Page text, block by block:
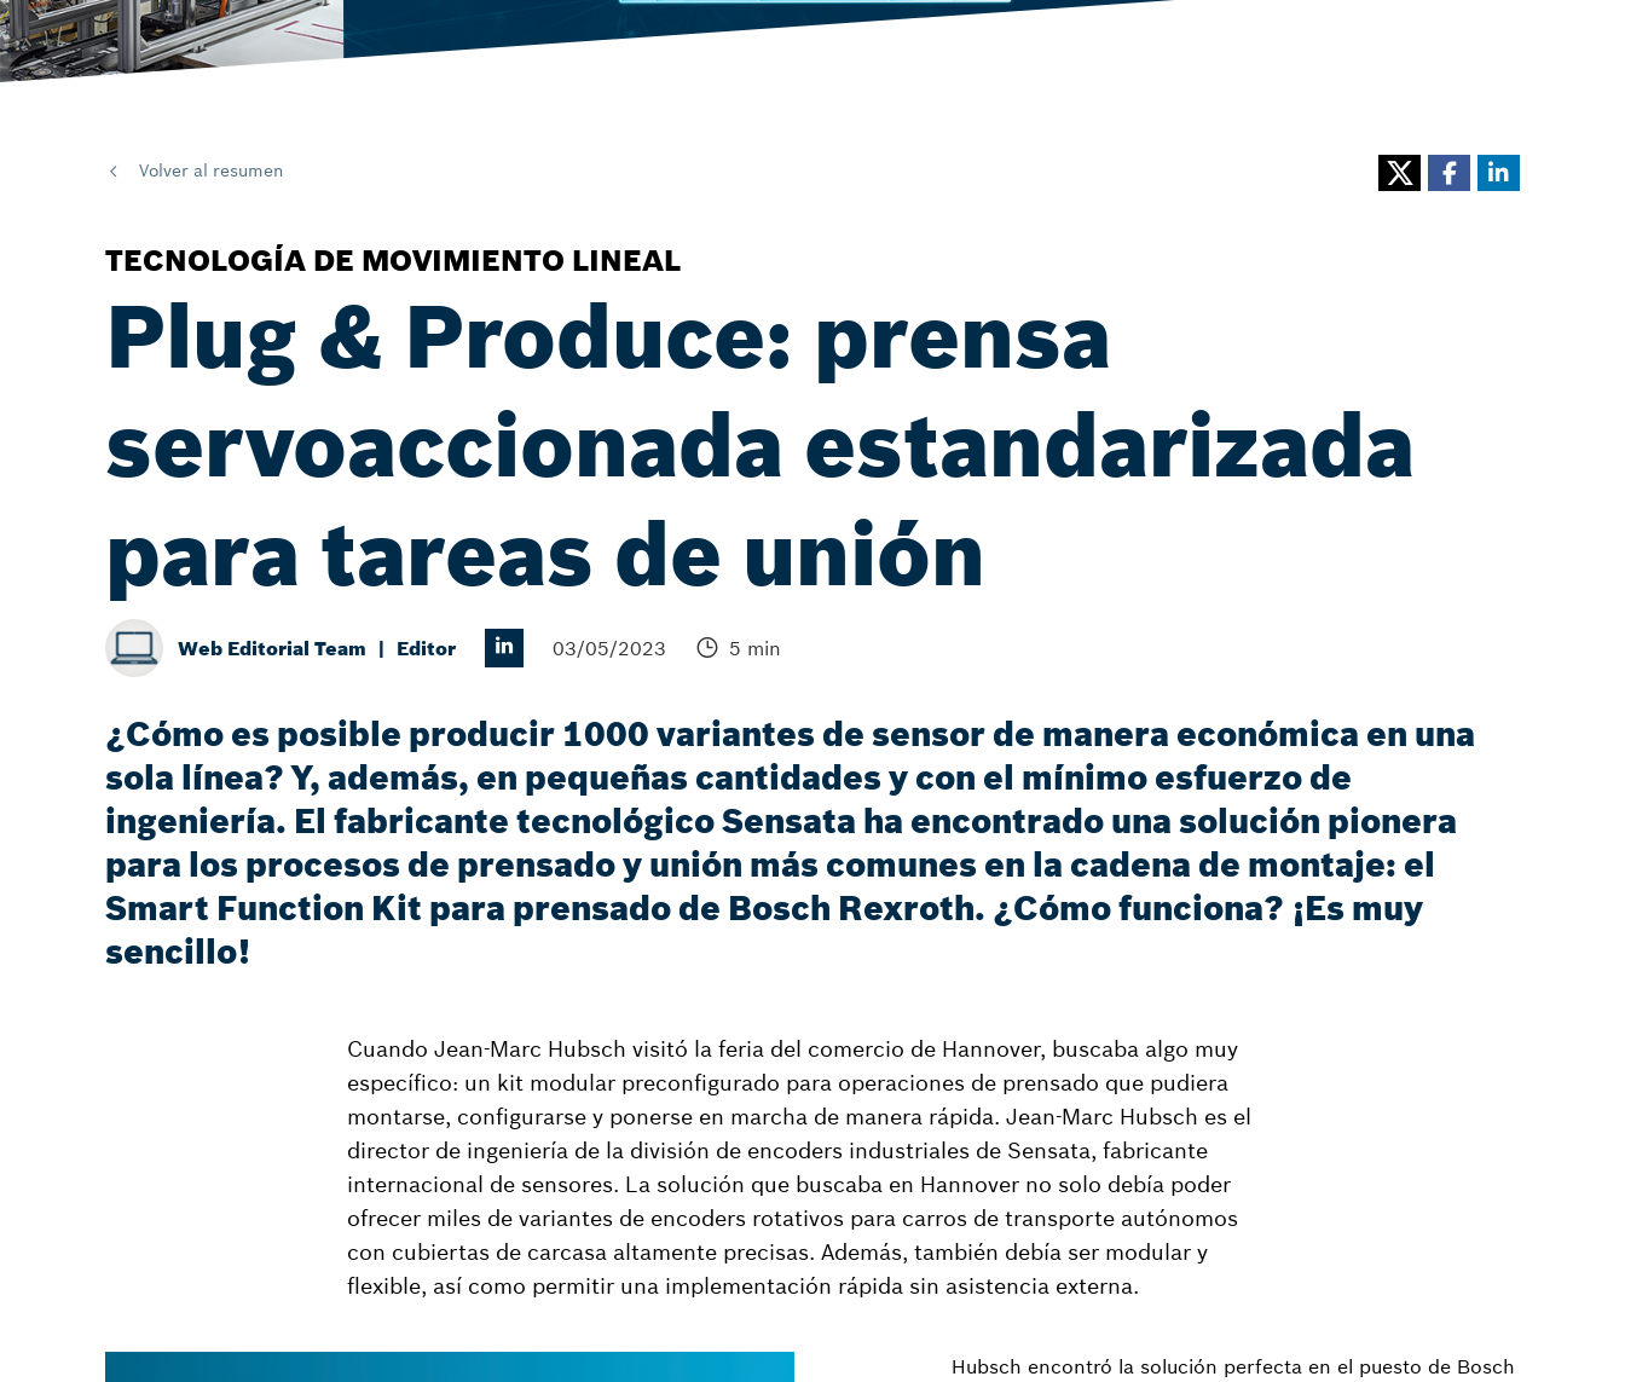
Volver al resumen
TECNOLOGÍA DE MOVIMIENTO LINEAL
Plug & Produce: prensa
servoaccionada estandarizada
para tareas de unión
Web Editorial Team Editor 03/05/2023 5 min
¿Cómo es posible producir 1000 variantes de sensor de manera económica en una
sola línea? Y, además, en pequeñas cantidades y con el mínimo esfuerzo de
ingeniería. El fabricante tecnológico Sensata ha encontrado una solución pionera
para los procesos de prensado y unión más comunes en la cadena de montaje: el
Smart Function Kit para prensado de Bosch Rexroth. ¿Cómo funciona? ¡Es muy
sencillo!
Cuando Jean-Marc Hubsch visitó la feria del comercio de Hannover, buscaba algo muy
específico: un kit modular preconfigurado para operaciones de prensado que pudiera
montarse, configurarse y ponerse en marcha de manera rápida. Jean-Marc Hubsch es el
director de ingeniería de la división de encoders industriales de Sensata, fabricante
internacional de sensores. La solución que buscaba en Hannover no solo debía poder
ofrecer miles de variantes de encoders rotativos para carros de transporte autónomos
con cubiertas de carcasa altamente precisas. Además, también debía ser modular y
flexible, así como permitir una implementación rápida sin asistencia externa.
Hubsch encontró la solución perfecta en el puesto de Bosch